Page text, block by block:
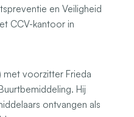
en Veiligheid
CCV-kantoor in